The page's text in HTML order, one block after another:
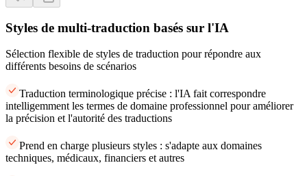
Styles de multi-traduction basés sur l'IA
Sélection flexible de styles de traduction pour répondre aux
différents besoins de scénarios
Traduction terminologique précise : l'IA fait correspondre
intelligemment les termes de domaine professionnel pour améliorer
la précision et l'autorité des traductions
Prend en charge plusieurs styles : s'adapte aux domaines
techniques, médicaux, financiers et autres